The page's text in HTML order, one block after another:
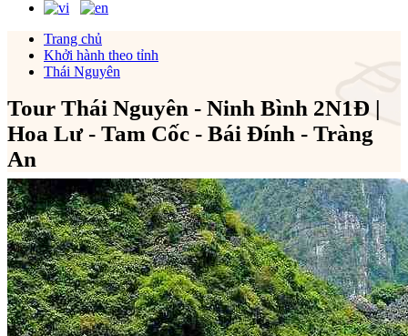
Trang chủ
Khởi hành theo tỉnh
Thái Nguyên
Tour Thái Nguyên - Ninh Bình 2N1Đ |
Hoa Lư - Tam Cốc - Bái Đính - Tràng
An